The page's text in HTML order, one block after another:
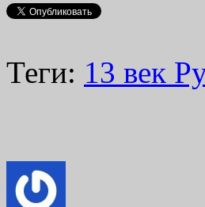
Теги: 13 век